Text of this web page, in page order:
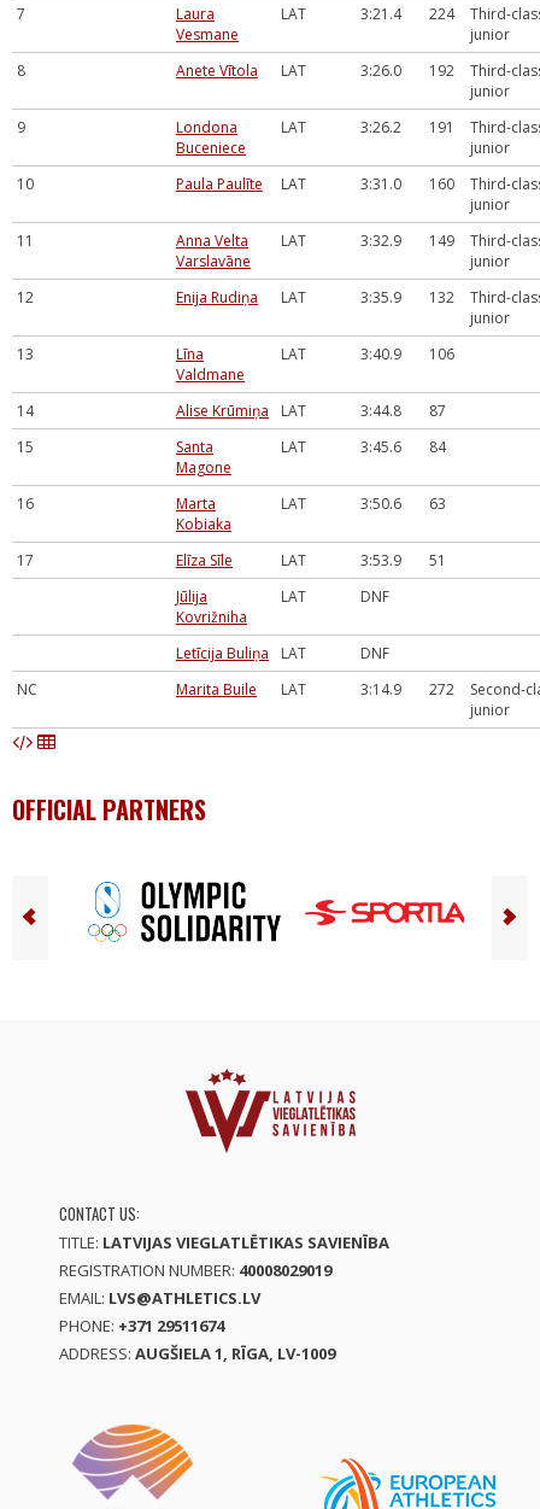
7
Laura
Vesmane
LAT 3:21.4 224
Third-
junior
8
Anete Vītola LAT 3:26.0 192
Third-
junior
9
Londona
Buceniece
LAT 3:26.2 191
Third-
junior
10
Paula Paulīte LAT 3:31.0 160
Third-
junior
11
Anna Velta
Varslavāne
LAT 3:32.9 149
Third-
junior
12
Enija Rudiņa LAT 3:35.9 132
Third-
junior
13
Līna
Valdmane
LAT 3:40.9 106
14 Alise Krūmiņa LAT 3:44.8
87
15
Santa
Magone
LAT 3:45.6 84
16
Marta
Kobiaka
LAT 3:50.6 63
17 Elīza Sīle LAT 3:53.9
51
Jūlija
Kovrižniha
LAT DNF
Letīcija Buliņa LAT
DNF
NC
Marita Buile LAT 3:14.9 272
Second-
junior
OFFICIAL PARTNERS
CONTACT US:
TITLE: LATVIJAS VIEGLATLĒTIKAS SAVIENĪBA
REGISTRATION NUMBER: 40008029019
EMAIL: LVS@ATHLETICS.LV
PHONE: +371 29511674
ADDRESS: AUGŠIELA 1, RĪGA, LV-1009